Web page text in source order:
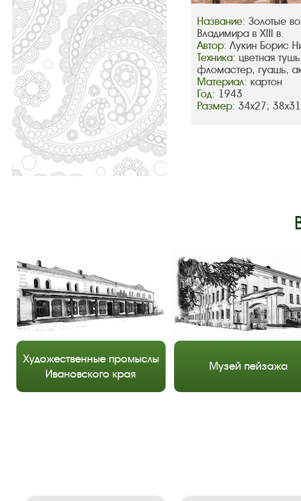
Название: Золотые
Владимира в XIII в.
Автор: Лукин Борис
Техника: цветная
фломастер, гуашь,
Материал: картон
Год: 1943
Размер: 34х27; 38х31
Художественные промыслы
Ивановского края
Музей пейзажа